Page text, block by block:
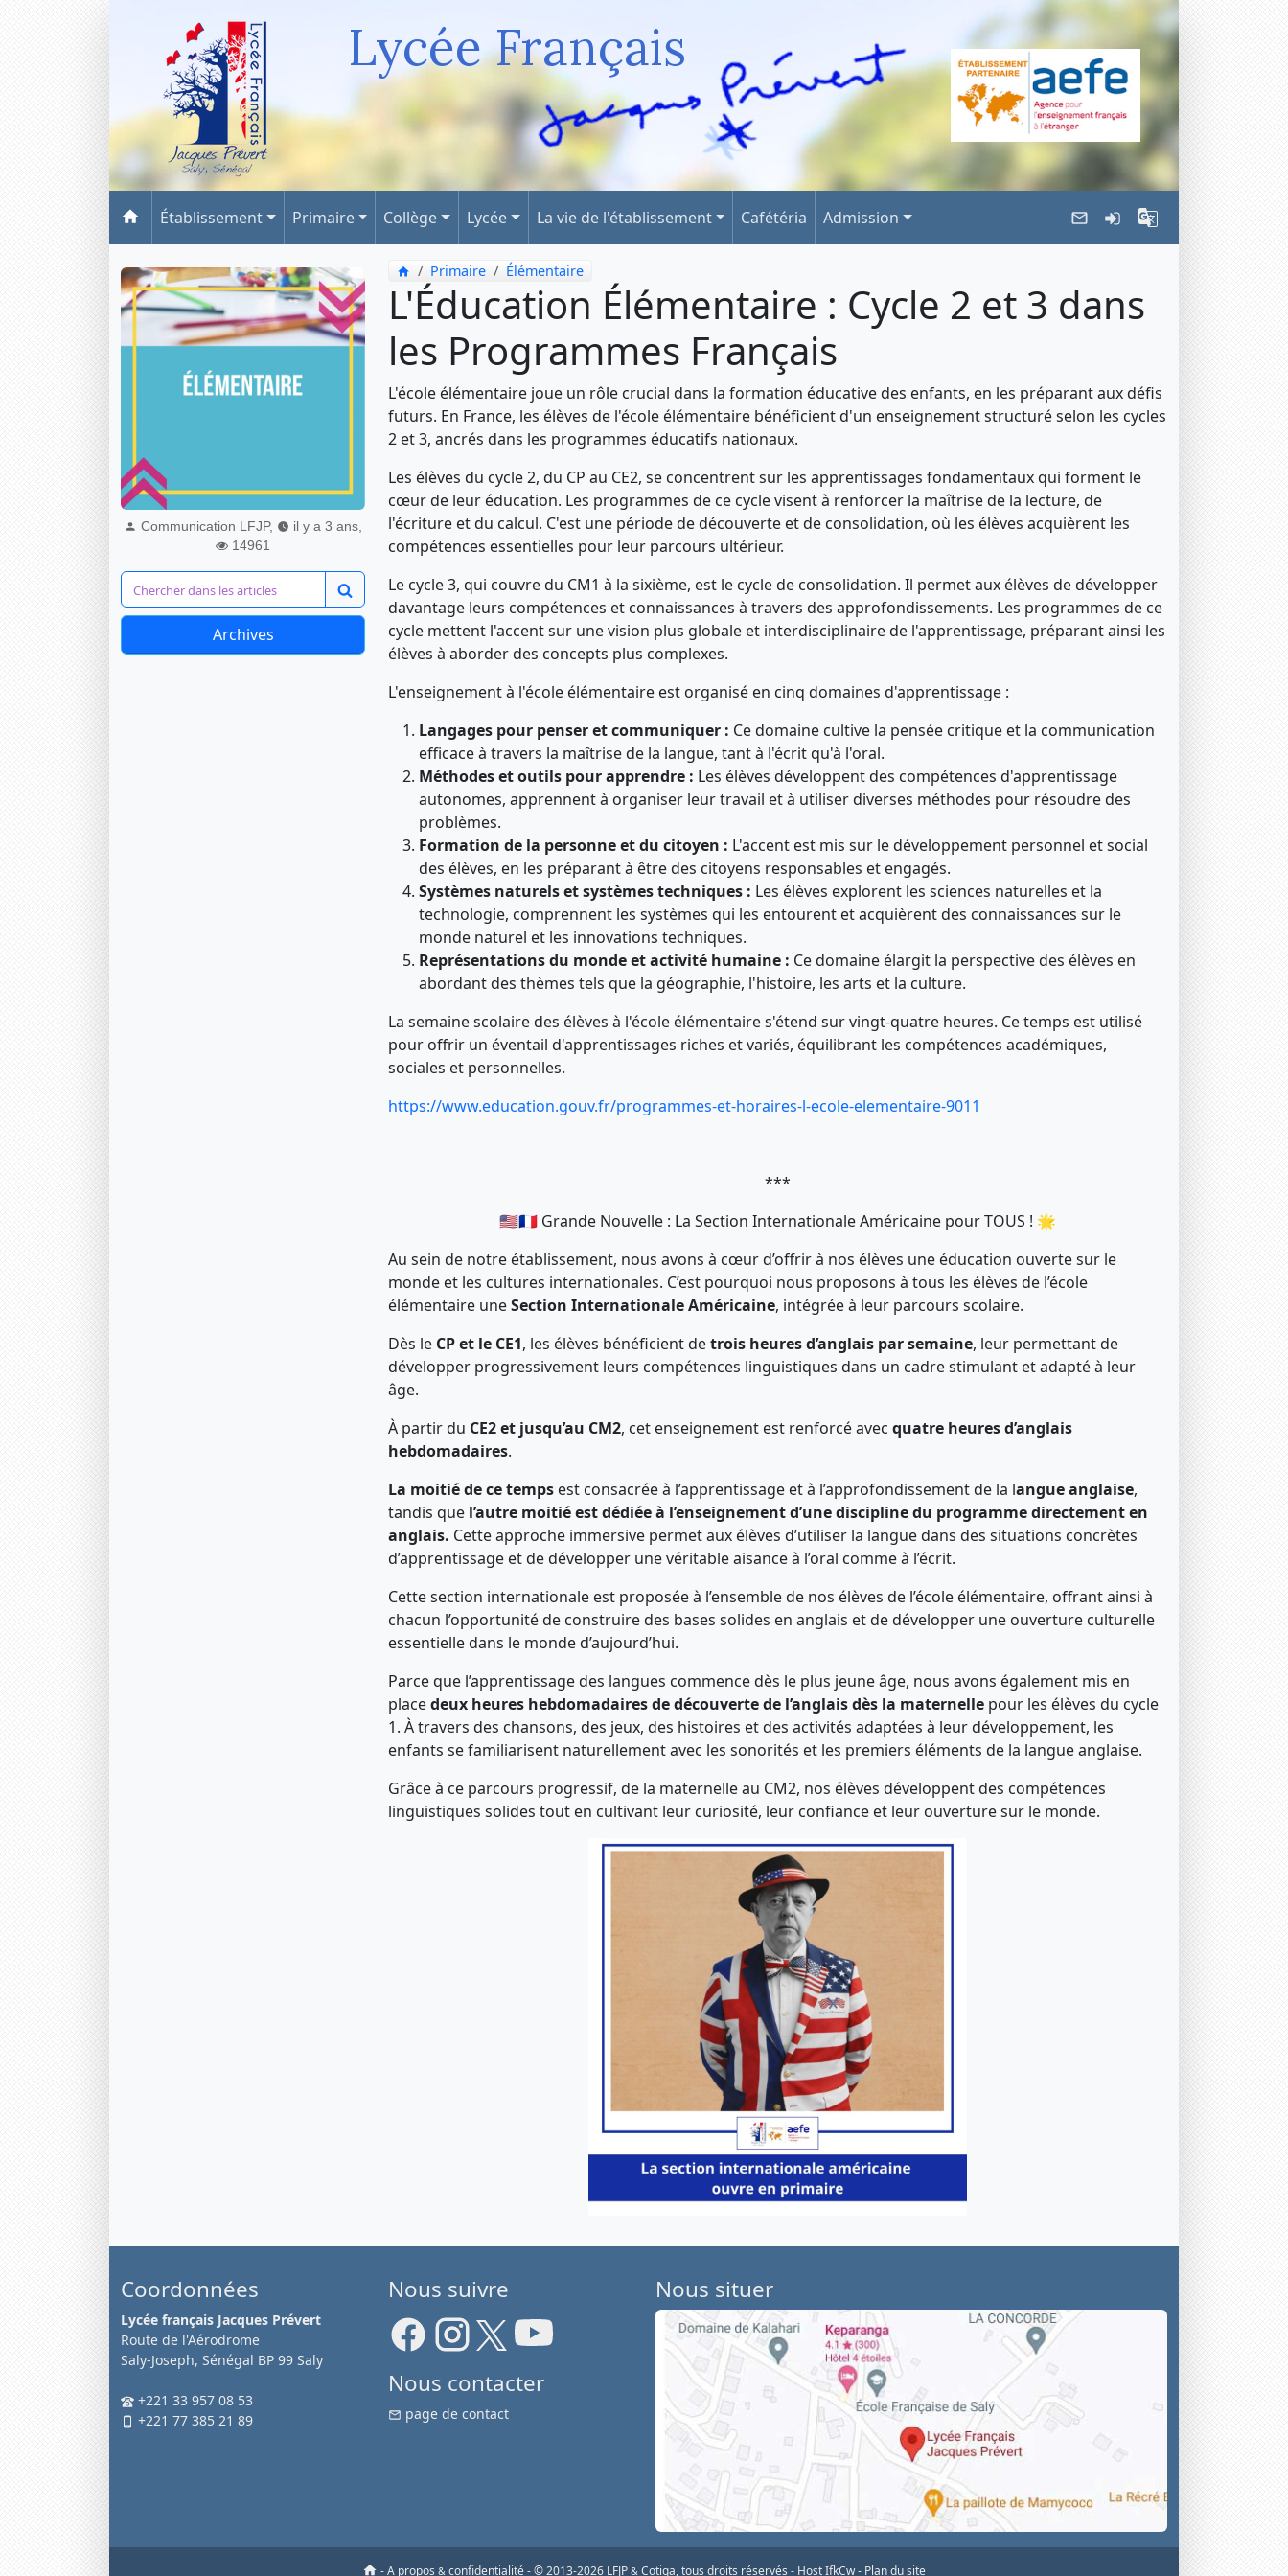
Lycée Français
Établissement Primaire Collège Lycée La vie de l'établissement Cafétéria Admission
Communication LFJP,
il y a 3 ans,
14961
Archives
Primaire Élémentaire
L'Éducation Élémentaire : Cycle 2 et 3 dans
les Programmes Français
L'école élémentaire joue un rôle crucial dans la formation éducative des enfants, en les préparant aux défis
futurs. En France, les élèves de l'école élémentaire bénéficient d'un enseignement structuré selon les cycles
2 et 3, ancrés dans les programmes éducatifs nationaux.
Les élèves du cycle 2, du CP au CE2, se concentrent sur les apprentissages fondamentaux qui forment le
cœur de leur éducation. Les programmes de ce cycle visent à renforcer la maîtrise de la lecture, de
l'écriture et du calcul. C'est une période de découverte et de consolidation, où les élèves acquièrent les
compétences essentielles pour leur parcours ultérieur.
Le cycle 3, qui couvre du CM1 à la sixième, est le cycle de consolidation. Il permet aux élèves de développer
davantage leurs compétences et connaissances à travers des approfondissements. Les programmes de ce
cycle mettent l'accent sur une vision plus globale et interdisciplinaire de l'apprentissage, préparant ainsi les
élèves à aborder des concepts plus complexes.
L'enseignement à l'école élémentaire est organisé en cinq domaines d'apprentissage :
Langages pour penser et communiquer : Ce domaine cultive la pensée critique et la communication
efficace à travers la maîtrise de la langue, tant à l'écrit qu'à l'oral.
Méthodes et outils pour apprendre : Les élèves développent des compétences d'apprentissage
autonomes, apprennent à organiser leur travail et à utiliser diverses méthodes pour résoudre des
problèmes.
Formation de la personne et du citoyen : L'accent est mis sur le développement personnel et social
des élèves, en les préparant à être des citoyens responsables et engagés.
Systèmes naturels et systèmes techniques : Les élèves explorent les sciences naturelles et la
technologie, comprennent les systèmes qui les entourent et acquièrent des connaissances sur le
monde naturel et les innovations techniques.
Représentations du monde et activité humaine : Ce domaine élargit la perspective des élèves en
abordant des thèmes tels que la géographie, l'histoire, les arts et la culture.
La semaine scolaire des élèves à l'école élémentaire s'étend sur vingt-quatre heures. Ce temps est utilisé
pour offrir un éventail d'apprentissages riches et variés, équilibrant les compétences académiques,
sociales et personnelles.
https://www.education.gouv.fr/programmes-et-horaires-l-ecole-elementaire-9011
***
🇺🇸🇫🇷 Grande Nouvelle : La Section Internationale Américaine pour TOUS ! 🌟
Au sein de notre établissement, nous avons à cœur d’offrir à nos élèves une éducation ouverte sur le
monde et les cultures internationales. C’est pourquoi nous proposons à tous les élèves de l’école
élémentaire uneSection Internationale Américaine, intégrée à leur parcours scolaire.
Dès le CP et le CE1, les élèves bénéficient detrois heures d’anglais par semaine, leur permettant de
développer progressivement leurs compétences linguistiques dans un cadre stimulant et adapté à leur
âge.
À partir du CE2 et jusqu’au CM2, cet enseignement est renforcé avec quatre heures d’anglais
hebdomadaires.
La moitié de ce temps est consacrée à l’apprentissage et à l’approfondissement de la langue anglaise,
tandis que l’autre moitié est dédiée à l’enseignement d’une discipline du programme directement en
anglais. Cette approche immersive permet aux élèves d’utiliser la langue dans des situations concrètes
d’apprentissage et de développer une véritable aisance à l’oral comme à l’écrit.
Cette section internationale est proposée à l’ensemble de nos élèves de l’école élémentaire, offrant ainsi à
chacun l’opportunité de construire des bases solides en anglais et de développer une ouverture culturelle
essentielle dans le monde d’aujourd’hui.
Parce que l’apprentissage des langues commence dès le plus jeune âge, nous avons également mis en
placedeux heures hebdomadaires de découverte de l’anglais dès la maternelle pour les élèves du cycle
1. À travers des chansons, des jeux, des histoires et des activités adaptées à leur développement, les
enfants se familiarisent naturellement avec les sonorités et les premiers éléments de la langue anglaise.
Grâce à ce parcours progressif, de la maternelle au CM2, nos élèves développent des compétences
linguistiques solides tout en cultivant leur curiosité, leur confiance et leur ouverture sur le monde.
Coordonnées
Lycée français Jacques Prévert
Route de l'Aérodrome
Saly-Joseph, Sénégal BP 99 Saly
+221 33 957 08 53
+221 77 385 21 89
Nous suivre
Nous contacter
page de contact
Nous situer
-A propos & confidentialité-© 2013-2026 LFJP & Cotiga, tous droits réservés - Host IfkCw - Plan du site